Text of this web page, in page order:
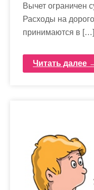
Вычет ограничен
Расходы на
принимаются в […]
Читать далее